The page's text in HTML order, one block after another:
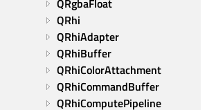
QRgbaFloat
QRhi
QRhiAdapter
QRhiBuffer
QRhiColorAttachment
QRhiCommandBuffer
QRhiComputePipeline